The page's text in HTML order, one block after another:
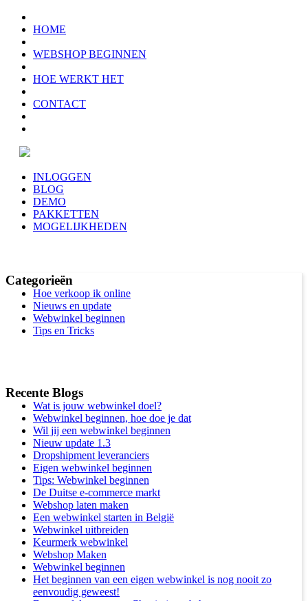
HOME
WEBSHOP BEGINNEN
HOE WERKT HET
CONTACT
INLOGGEN
BLOG
DEMO
PAKKETTEN
MOGELIJKHEDEN
Categorieën
Hoe verkoop ik online
Nieuws en update
Webwinkel beginnen
Tips en Tricks
Recente Blogs
Wat is jouw webwinkel doel?
Webwinkel beginnen, hoe doe je dat
Wil jij een webwinkel beginnen
Nieuw update 1.3
Dropshipment leveranciers
Eigen webwinkel beginnen
Tips: Webwinkel beginnen
De Duitse e-commerce markt
Webshop laten maken
Een webwinkel starten in België
Webwinkel uitbreiden
Keurmerk webwinkel
Webshop Maken
Webwinkel beginnen
Het beginnen van een eigen webwinkel is nog nooit zo
eenvoudig geweest!